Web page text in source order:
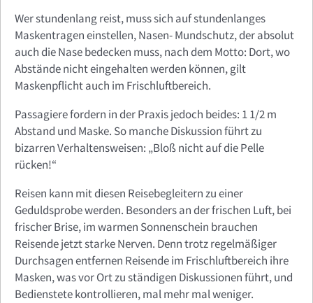
Wer stundenlang reist, muss sich auf stundenlanges
Maskentragen einstellen, Nasen- Mundschutz, der absolut
auch die Nase bedecken muss, nach dem Motto: Dort, wo
Abstände nicht eingehalten werden können, gilt
Maskenpflicht auch im Frischluftbereich.
Passagiere fordern in der Praxis jedoch beides: 1 1/2 m
Abstand und Maske. So manche Diskussion führt zu
bizarren Verhaltensweisen: „Bloß nicht auf die Pelle
rücken!“
Reisen kann mit diesen Reisebegleitern zu einer
Geduldsprobe werden. Besonders an der frischen Luft, bei
frischer Brise, im warmen Sonnenschein brauchen
Reisende jetzt starke Nerven. Denn trotz regelmäßiger
Durchsagen entfernen Reisende im Frischluftbereich ihre
Masken, was vor Ort zu ständigen Diskussionen führt, und
Bedienstete kontrollieren, mal mehr mal weniger.